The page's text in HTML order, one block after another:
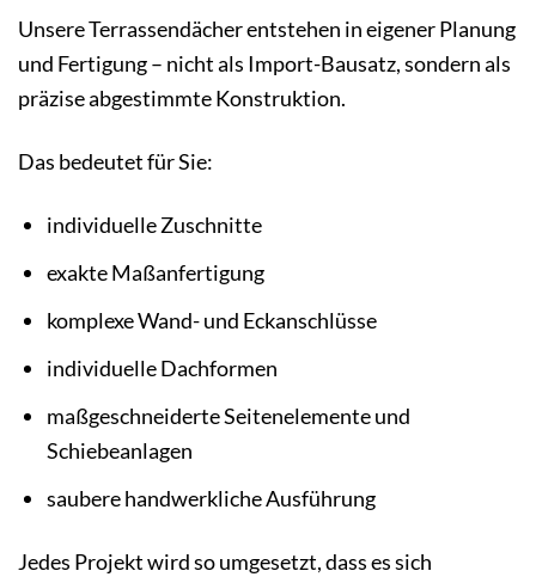
Unsere Terrassendächer entstehen in eigener Planung
und Fertigung – nicht als Import-Bausatz, sondern als
präzise abgestimmte Konstruktion.
Das bedeutet für Sie:
individuelle Zuschnitte
exakte Maßanfertigung
komplexe Wand- und Eckanschlüsse
individuelle Dachformen
maßgeschneiderte Seitenelemente und
Schiebeanlagen
saubere handwerkliche Ausführung
Jedes Projekt wird so umgesetzt, dass es sich